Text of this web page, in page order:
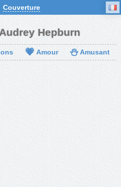
Couverture
Hepburn
💗 Amour ⛄Amusant